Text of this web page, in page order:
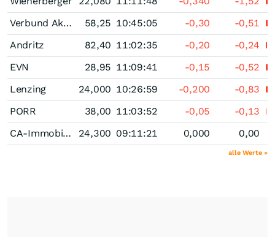
Verbund Akt.(A)
58,25 10:45:05 -0,30
-0,51
Andritz
82,40 11:02:35 -0,20
-0,24
EVN
28,95 11:09:41 -0,15
-0,52
Lenzing
24,000 10:26:59 -0,200
-0,83
PORR
38,00 11:03:52 -0,05
-0,13
CA-Immobilien-Anlagen
24,300 09:11:21 0,000 0,00
alle Werte »